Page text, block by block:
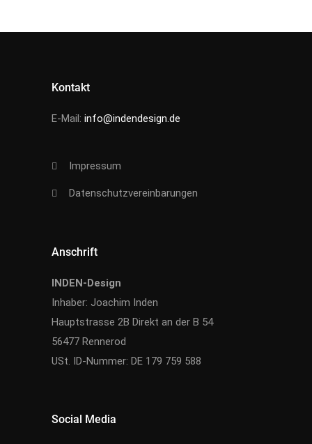
Kontakt
E-Mail: info@indendesign.de
Impressum
Datenschutzvereinbarungen
Anschrift
INDEN-Design
Inhaber: Joachim Inden
Hauptstrasse 2B Direkt an der B 54
56477 Rennerod
USt. ID-Nummer: DE 179 759 588
Social Media